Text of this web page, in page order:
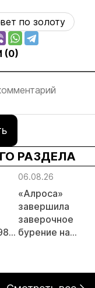
по золоту
(0)
РАЗДЕЛА
06.08.26
«Алроса»
завершила
заверочное
бурение на
Дегдекан